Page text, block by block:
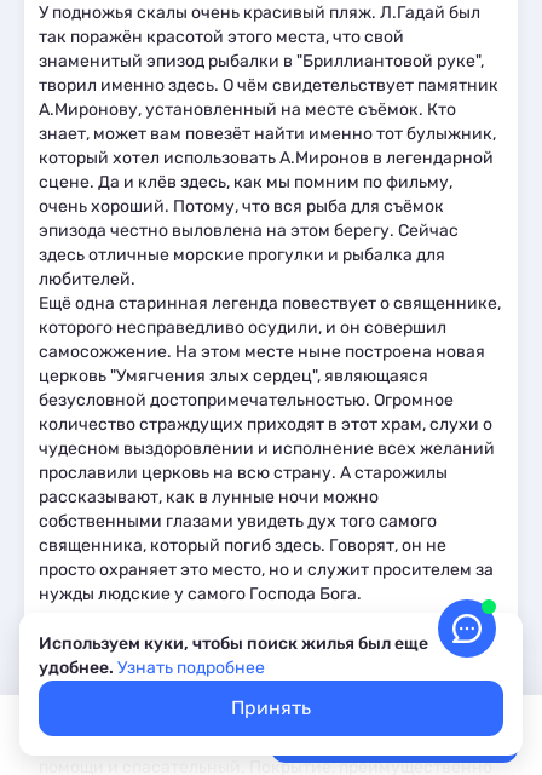
У подножья скалы очень красивый пляж. Л.Гадай был
так поражён красотой этого места, что свой
знаменитый эпизод рыбалки в "Бриллиантовой руке",
творил именно здесь. О чём свидетельствует памятник
А.Миронову, установленный на месте съёмок. Кто
знает, может вам повезёт найти именно тот булыжник,
который хотел использовать А.Миронов в легендарной
сцене. Да и клёв здесь, как мы помним по фильму,
очень хороший. Потому, что вся рыба для съёмок
эпизода честно выловлена на этом берегу. Сейчас
здесь отличные морские прогулки и рыбалка для
любителей.
Ещё одна старинная легенда повествует о священнике,
которого несправедливо осудили, и он совершил
самосожжение. На этом месте ныне построена новая
церковь "Умягчения злых сердец", являющаяся
безусловной достопримечательностью. Огромное
количество страждущих приходят в этот храм, слухи о
чудесном выздоровлении и исполнение всех желаний
прославили церковь на всю страну. А старожилы
рассказывают, как в лунные ночи можно
собственными глазами увидеть дух того самого
священника, который погиб здесь. Говорят, он не
просто охраняет это место, но и служит просителем за
нужды людские у самого Господа Бога.
Пляжи Небуга
Самый доступный и лучший в поселке Небуг, конечно,
пляж Центральный. Он принадлежит посёлку, поэтому
хорошо убирается и имеет пункты медицинской
помощи и спасательный. Покрытие, преимущественно
Карта
Покажем свободное жилье
Выбрать даты
Используем куки, чтобы поиск жилья был еще
удобнее. Узнать подробнее
Принять